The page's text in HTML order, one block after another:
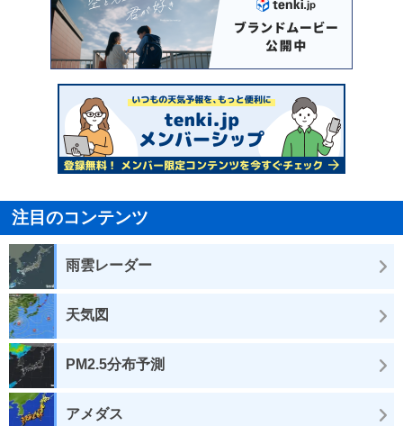
注目のコンテンツ
雨雲レーダー
天気図
PM2.5分布予測
アメダス